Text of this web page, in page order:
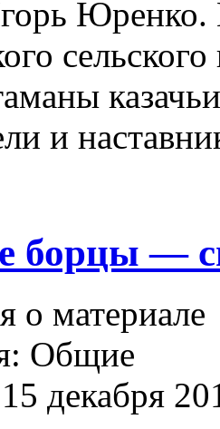
Юренко.
и
борцы —
о материале
Общие
декабря